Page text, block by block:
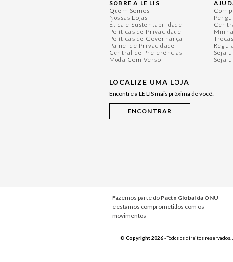
SOBRE A LE LIS
Quem Somos
Nossas Lojas
Ética e Sustentabilidade
Políticas de Privacidade
Políticas de Governança
Painel de Privacidade
Central de Preferências
Moda Com Verso
LOCALIZE UMA LOJA
Encontre a LE LIS mais próxima de você:
Seja
Seja
Fazemos parte do Pacto Global da ONU
e estamos comprometidos com os
movimentos
© Copyright 2026- Todos os direitos